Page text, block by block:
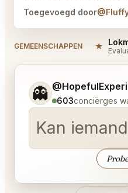
Toegevoegd door
GEMEENSCHAPPEN ★
👻 603conciërges
Kan
Vertel me wat je wilt.